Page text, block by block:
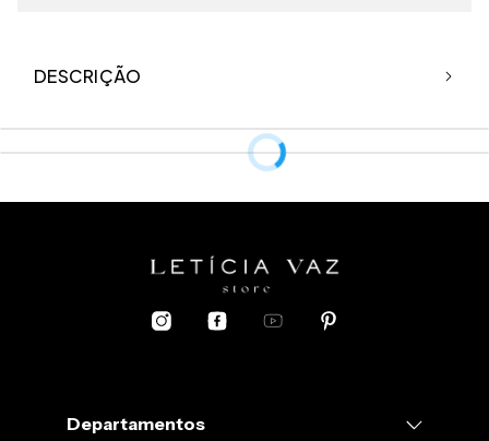
DESCRIÇÃO
G: 56cmDepartamentos